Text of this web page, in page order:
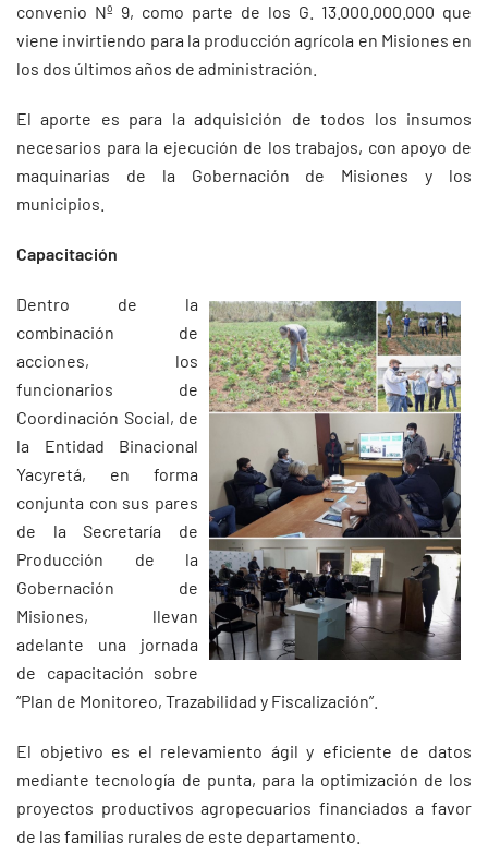
convenio Nº 9, como parte de los G. 13.000.000.000 que
viene invirtiendo para la producción agrícola en Misiones en
los dos últimos años de administración.
El aporte es para la adquisición de todos los insumos
necesarios para la ejecución de los trabajos, con apoyo de
maquinarias de la Gobernación de Misiones y los
municipios.
Capacitación
Dentro de la
combinación de
acciones, los
funcionarios de
Coordinación Social, de
la Entidad Binacional
Yacyretá, en forma
conjunta con sus pares
de la Secretaría de
Producción de la
Gobernación de
Misiones, llevan
adelante una jornada
de capacitación sobre
“Plan de Monitoreo, Trazabilidad y Fiscalización”.
El objetivo es el relevamiento ágil y eficiente de datos
mediante tecnología de punta, para la optimización de los
proyectos productivos agropecuarios financiados a favor
de las familias rurales de este departamento.